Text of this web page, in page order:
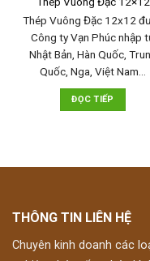
Thép Vuông Đặc 12x12
Công ty Vạn Phúc nhập
Nhật Bản, Hàn Quốc,
Quốc, Nga, Việt Nam…
ĐỌC TIẾP
THÔNG TIN LIÊN HỆ
Chuyên kinh doanh các